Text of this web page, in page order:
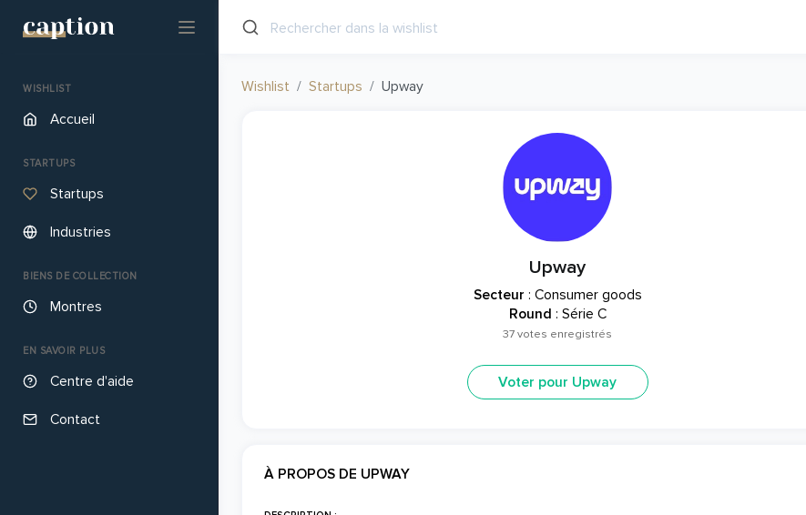
WISHLIST
Accueil
STARTUPS
Startups
Industries
BIENS DE COLLECTION
Montres
EN SAVOIR PLUS
Centre d'aide
Contact
Wishlist Startups Upway
Upway
Secteur : Consumer goods
Round : Série C
37 votes enregistrés
Voter pour Upway
À PROPOS DE UPWAY